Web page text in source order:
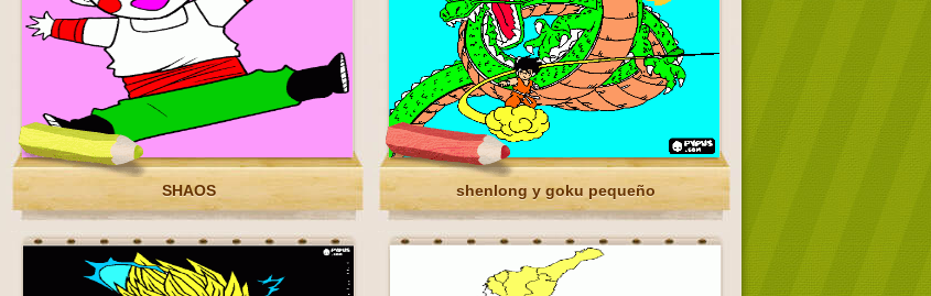
SHAOS shenlong y goku pequeño